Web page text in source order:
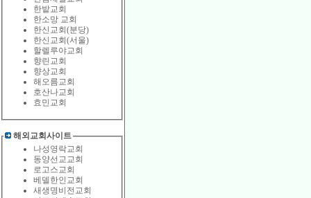
한밭교회
한소망 교회
한신교회(분당)
한신교회(서울)
할렐루야교회
향린교회
향상교회
해오름교회
호산나교회
효민교회
해외교회사이트
나성영락교회
동양선교교회
로고스교회
베델한인교회
새생명비전교회